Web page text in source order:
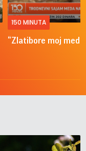
150 MINUTA
“Zlatibore moj